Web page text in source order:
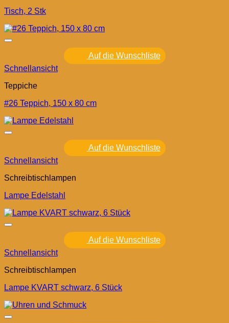
Tisch, 2 Stk
Auf die Wunschliste
Schnellansicht
Teppiche
#26 Teppich, 150 x 80 cm
Auf die Wunschliste
Schnellansicht
Schreibtischlampen
Lampe Edelstahl
Auf die Wunschliste
Schnellansicht
Schreibtischlampen
Lampe KVART schwarz, 6 Stück